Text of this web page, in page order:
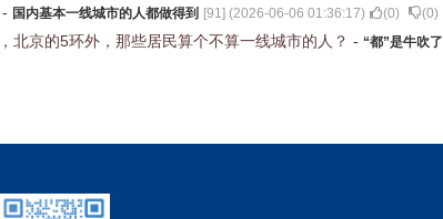
- 国内基本一线城市的人都做得到 [91] (2026-06-06 01:36:17) (0) (0)
北京的5环外，那些居民算个不算一线城市的人？ - “都”是牛吹了